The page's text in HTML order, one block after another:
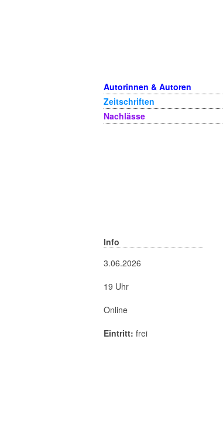
Autorinnen & Autoren
Zeitschriften
Nachlässe
Info
3.06.2026
19 Uhr
Online
Eintritt: frei